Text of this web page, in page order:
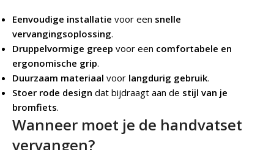
Eenvoudige installatie voor een snelle
vervangingsoplossing.
Druppelvormige greep voor een comfortabele en
ergonomische grip.
Duurzaam materiaal voor langdurig gebruik.
Stoer rode design dat bijdraagt aan de stijl van je
bromfiets.
Wanneer moet je de handvatset
vervangen?